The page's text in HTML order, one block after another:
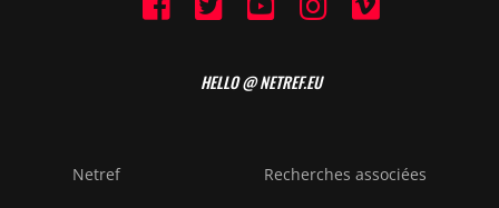
HELLO @ NETREF.EU
Netref Recherches associées